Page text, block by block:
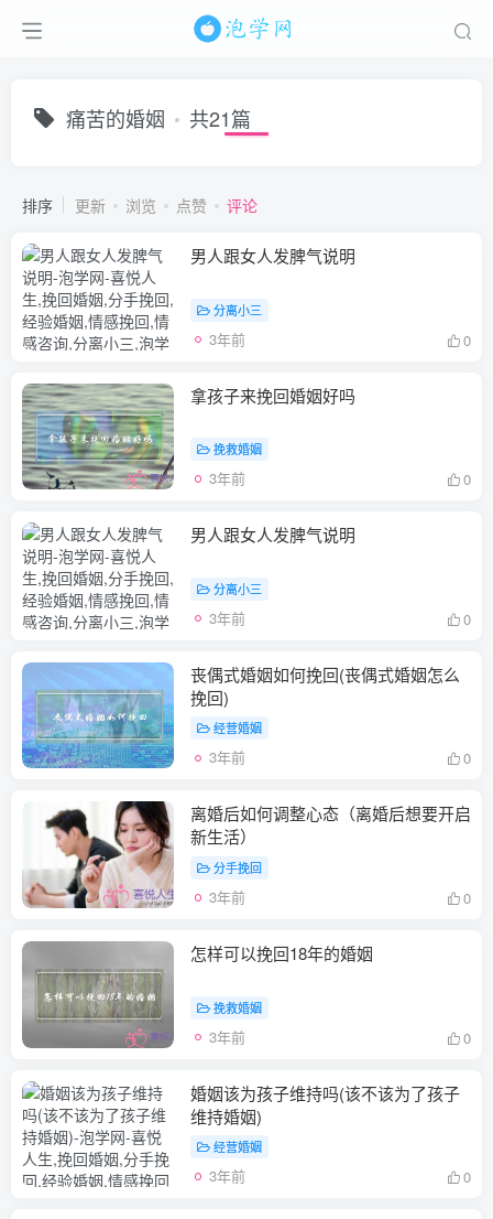
痛苦的婚姻 共21篇
排序 更新 浏览 点赞 评论
男人跟女人发脾气说明
分离小三
3年前 0
拿孩子来挽回婚姻好吗
挽救婚姻
3年前 0
男人跟女人发脾气说明
分离小三
3年前 0
丧偶式婚姻如何挽回(丧偶式婚姻怎么
挽回)
经营婚姻
3年前 0
离婚后如何调整心态（离婚后想要开启
新生活）
分手挽回
3年前 0
怎样可以挽回18年的婚姻
挽救婚姻
3年前 0
婚姻该为孩子维持吗(该不该为了孩子
维持婚姻)
经营婚姻
3年前 0